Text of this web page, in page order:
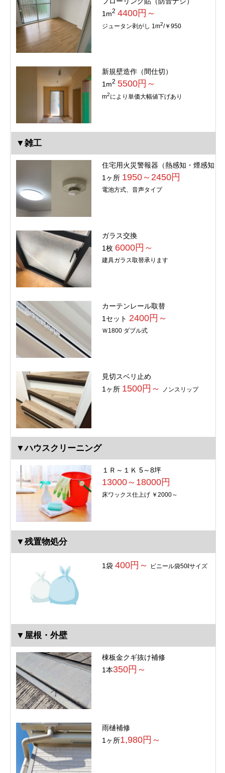
1m2 4400円～
ジュータン剥がし 1m2/￥950
新規壁造作（間仕切）
1m2 5500円～
m2により単価大幅値下げあり
▼雑工
住宅用火災警報器（熱感知・煙感知）
1ヶ所 1950～2450円
電池方式、音声タイプ
ガラス交換
1枚 6000円～
建具ガラス取替承ります
カーテンレール取替
1セット 2400円～
Ｗ1800 ダブル式
見切スベリ止め
1ヶ所 1500円～ ノンスリップ
▼ハウスクリーニング
１Ｒ～１Ｋ 5～8坪
13000～18000円
床ワックス仕上げ ￥2000～
▼残置物処分
1袋 400円～ ビニール袋50ℓサイズ
▼屋根・外壁
棟板金クギ抜け補修
1本350円～
雨樋補修
1ヶ所1,980円～